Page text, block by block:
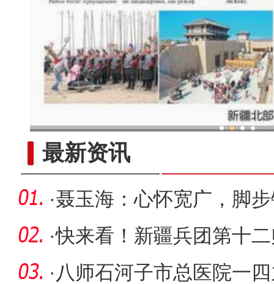
最新资讯
·聂玉海：心怀宽广，脚
·快来看！新疆兵团第十
丰收
· 八师石河子市总医院一